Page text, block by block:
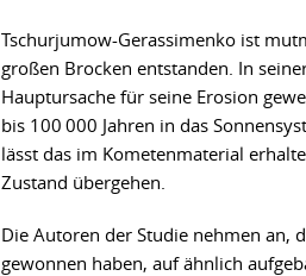
Tschurjumow-Gerassimenko ist
großen Brocken entstanden. In
Hauptursache für seine Erosion
bis 100 000 Jahren in das
lässt das im Kometenmaterial
Zustand übergehen.
Die Autoren der Studie nehmen an,
gewonnen haben, auf ähnlich